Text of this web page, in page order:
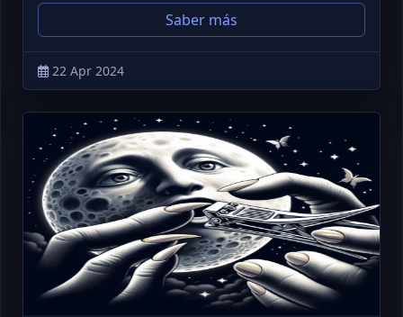
Saber más
22 Apr 2024